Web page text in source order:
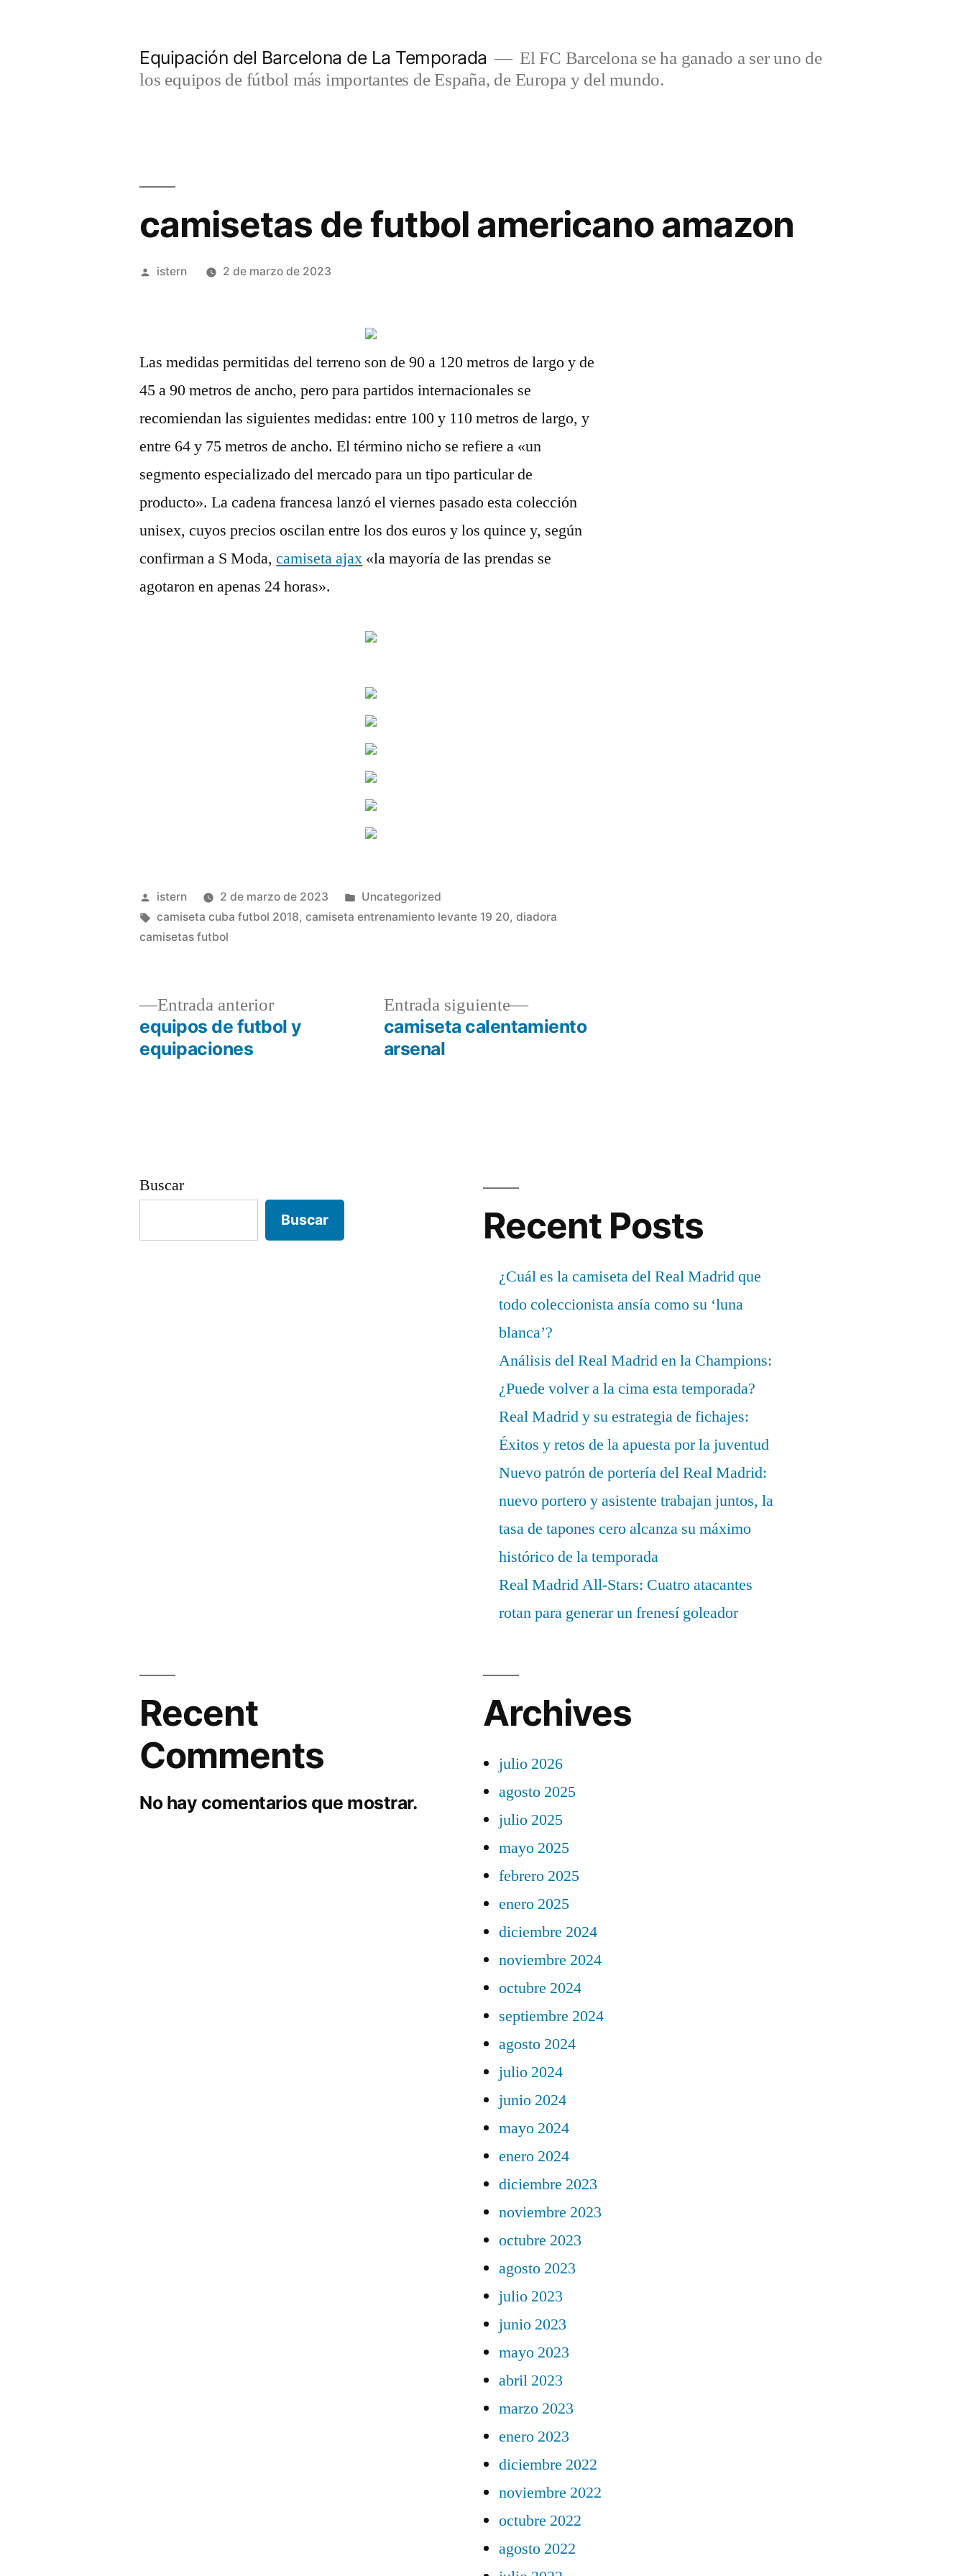
Equipación del Barcelona de La Temporada
El FC Barcelona se ha ganado a ser uno de
los equipos de fútbol más importantes de España, de Europa y del mundo.
camisetas de futbol americano amazon
Publicado
istern 2 de marzo de 2023
Las medidas permitidas del terreno son de 90 a 120 metros de largo y de
45 a 90 metros de ancho, pero para partidos internacionales se
recomiendan las siguientes medidas: entre 100 y 110 metros de largo, y
entre 64 y 75 metros de ancho. El término nicho se refiere a «un
segmento especializado del mercado para un tipo particular de
producto». La cadena francesa lanzó el viernes pasado esta colección
unisex, cuyos precios oscilan entre los dos euros y los quince y, según
confirman a S Moda,camiseta ajax «la mayoría de las prendas se
agotaron en apenas 24 horas».
Publicado
por
istern 2 de marzo de 2023
Publicado
en
Uncategorized
Etiquetas:
camiseta cuba futbol 2018,camiseta entrenamiento levante 19 20,diadora
camisetas futbol
Navegación
Entrada anteriorEntrada
anterior:
equipos de futbol y
equipaciones
Entrada siguiente
Entrada
siguiente:
camiseta calentamiento
arsenal
Buscar
Buscar Recent Posts
¿Cuál es la camiseta del Real Madrid que
todo coleccionista ansía como su ‘luna
blanca’?
Análisis del Real Madrid en la Champions:
¿Puede volver a la cima esta temporada?
Real Madrid y su estrategia de fichajes:
Éxitos y retos de la apuesta por la juventud
Nuevo patrón de portería del Real Madrid:
nuevo portero y asistente trabajan juntos, la
tasa de tapones cero alcanza su máximo
histórico de la temporada
Real Madrid All-Stars: Cuatro atacantes
rotan para generar un frenesí goleador
Recent
Comments
No hay comentarios que mostrar.
Archives
julio 2026
agosto 2025
julio 2025
mayo 2025
febrero 2025
enero 2025
diciembre 2024
noviembre 2024
octubre 2024
septiembre 2024
agosto 2024
julio 2024
junio 2024
mayo 2024
enero 2024
diciembre 2023
noviembre 2023
octubre 2023
agosto 2023
julio 2023
junio 2023
mayo 2023
abril 2023
marzo 2023
enero 2023
diciembre 2022
noviembre 2022
octubre 2022
agosto 2022